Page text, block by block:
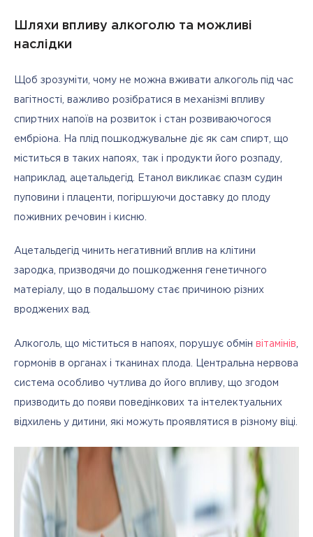
Шляхи впливу алкоголю та можливі
наслідки
Щоб зрозуміти, чому не можна вживати алкоголь під час
вагітності, важливо розібратися в механізмі впливу
спиртних напоїв на розвиток і стан розвиваючогося
ембріона. На плід пошкоджувальне діє як сам спирт, що
міститься в таких напоях, так і продукти його розпаду,
наприклад, ацетальдегід. Етанол викликає спазм судин
пуповини і плаценти, погіршуючи доставку до плоду
поживних речовин і кисню.
Ацетальдегід чинить негативний вплив на клітини
зародка, призводячи до пошкодження генетичного
матеріалу, що в подальшому стає причиною різних
вроджених вад.
Алкоголь, що міститься в напоях, порушує обмін вітамінів
гормонів в органах і тканинах плода. Центральна нервова
система особливо чутлива до його впливу, що згодом
призводить до появи поведінкових та інтелектуальних
відхилень у дитини, які можуть проявлятися в різному віці.